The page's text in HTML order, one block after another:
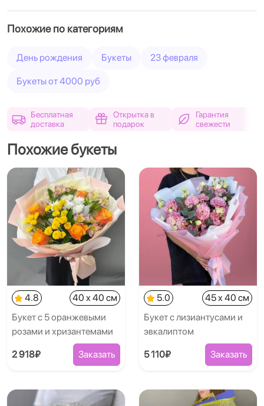
Похожие по категориям
День рождения Букеты 23 февраля
Букеты от 4000 руб
Бесплатная
доставка
Открытка в
подарок
Гарантия
свежести
Похожие букеты
4.8
40 x 40 см
Букет с 5 оранжевыми
розами и хризантемами
2 918₽ Заказать
5.0
45 x 40 см
Букет с лизиантусами и
эвкалиптом
5 110₽ Заказать